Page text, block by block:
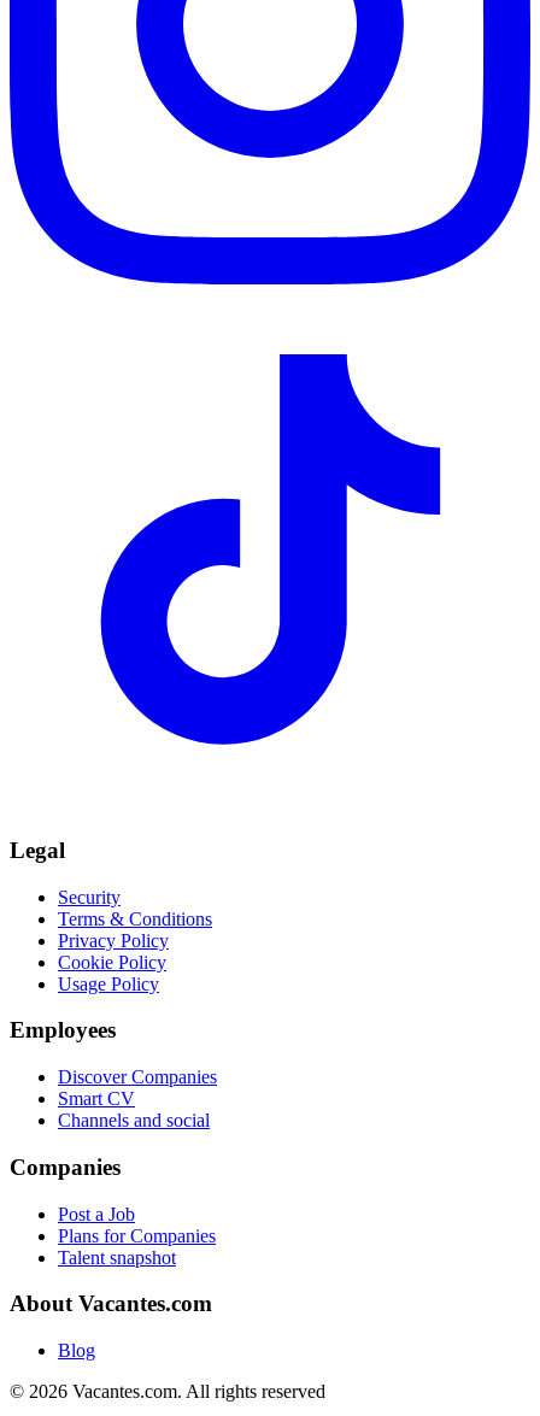
Legal
Security
Terms & Conditions
Privacy Policy
Cookie Policy
Usage Policy
Employees
Discover Companies
Smart CV
Channels and social
Companies
Post a Job
Plans for Companies
Talent snapshot
About Vacantes.com
Blog
© 2026 Vacantes.com. All rights reserved